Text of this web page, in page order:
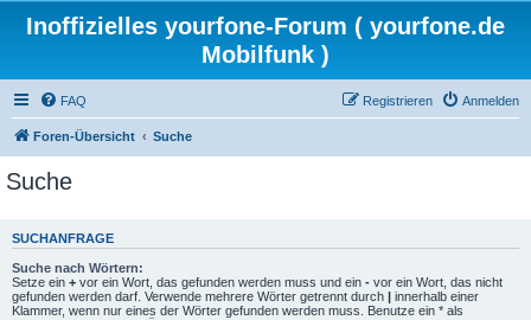
Inoffizielles yourfone-Forum ( yourfone.de
Mobilfunk )
FAQ Anmelden
Registrieren
Foren-Übersicht Suche
Suche
SUCHANFRAGE
Suche nach Wörtern:
Setze ein + vor ein Wort, das gefunden werden muss und ein - vor ein Wort, das nicht
gefunden werden darf. Verwende mehrere Wörter getrennt durch | innerhalb einer
Klammer, wenn nur eines der Wörter gefunden werden muss. Benutze ein * als